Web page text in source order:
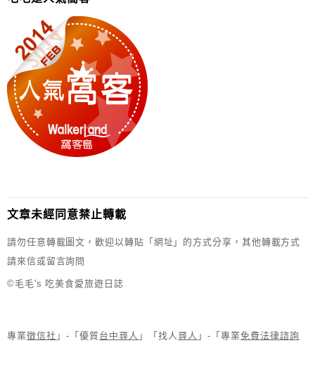
文章未經同意禁止轉載
請勿任意轉載圖文，歡迎以轉貼「網址」的方式分享，其他轉載方式
請來信或留言詢問
©毛毛's 吃美食愛旅遊日誌
專業徵信社 」-「優質台中尋人 」「找人 尋人 」-「專業免費法律諮詢